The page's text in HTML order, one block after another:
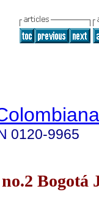
0120-9965
Bogotá